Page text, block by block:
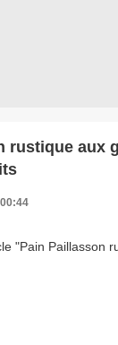
rustique aux